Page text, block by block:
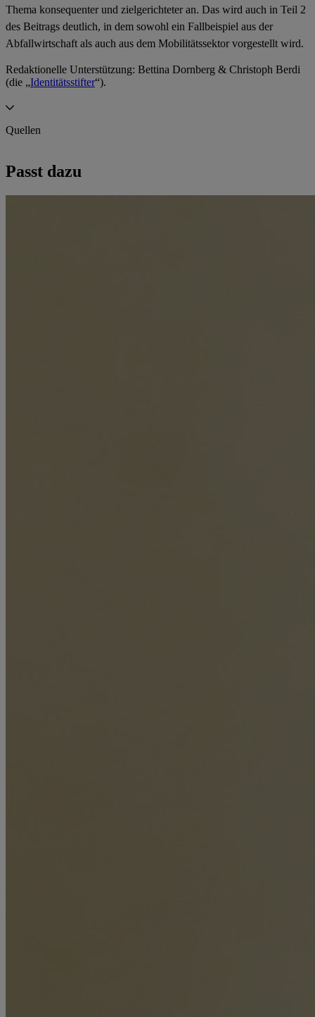
Thema konsequenter und zielgerichteter an. Das wird auch in Teil 2
des Beitrags deutlich, in dem sowohl ein Fallbeispiel aus der
Abfallwirtschaft als auch aus dem Mobilitätssektor vorgestellt wird.
Redaktionelle Unterstützung: Bettina Dornberg & Christoph Berdi
(die „Identitätsstifter“).
Quellen
https://www.ibm.com/think/insights/business-sustainability-
embedded
Passt dazu